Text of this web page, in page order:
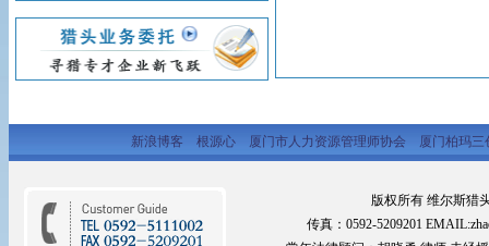
新浪博客 根源心 厦门市人力资源管理师协会 厦门柏玛
版权所有 维尔斯猎
传真：0592-5209201